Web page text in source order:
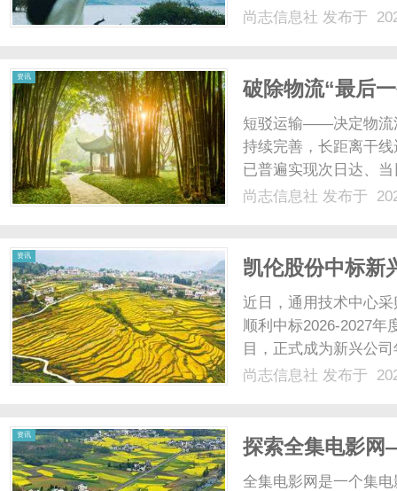
拓品牌，下面就为你
尚志信息社 发布于
资讯
破除物流“最后
场景下的应用实
短驳运输——决定物流
持续完善，长距离干
已普遍实现次日达、
至13.9%，创下有统
尚志信息社 发布于
资讯
凯伦股份中标新
目
近日，通用技术中心
顺利中标2026-2027年
目，正式成为新兴公
兴集团有限责任公司
尚志信息社 发布于
资讯
探索全集电影
全集电影网是一个集